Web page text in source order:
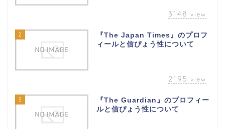
3148 view
2
『The Japan Times』のプロフ
ィールと信ぴょう性について
2195 view
3
『The Guardian』のプロフィー
ルと信ぴょう性について